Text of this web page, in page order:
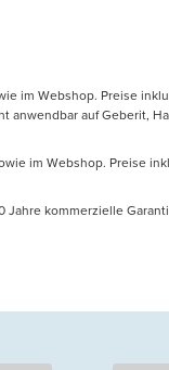
im Webshop. Preise
auf Geberit,
im Webshop. Preise
kommerzielle